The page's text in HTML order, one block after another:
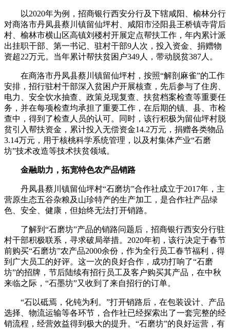
以2020年为例，招商银行西安分行及下辖咸阳、榆林分行
对商洛市丹凤县蔡川镇留仙坪村、咸阳市泾阳县王桥镇寺背后
村、榆林市横山区高镇刘楼村开展定点帮扶工作，年内累计派
出挂职干部、第一书记、驻村干部9人次，投入资金、捐赠物
资超22万元。当年累计帮扶贫困户349人，带动脱贫387人。
在商洛市丹凤县蔡川镇留仙坪村，按照“解剖麻雀”的工作
安排，招行驻村干部深入贫困户开展核查，先后参与了住房、
电力、安全饮水抽查、政策兑现复查、扶贫档案检查等重要任
务，并在每项检查均承担了重要工作，在后期的镇、县、市检
查中，得到了检查人员的认可。同时，该行积极为留仙坪村脱
贫引入帮扶资金，累计投入无偿资金14.2万元，捐赠各类物品
3.14万元，用于核桃科学系统管理，以及村集体产业“石磨
坊”技术改造等技术扶贫领域。
金融助力，拓宽特色农产品销路
丹凤县蔡川镇留仙坪村“石磨坊”合作社成立于2017年，主
营原生态五谷杂粮及山珍特产的生产加工，是合作社产品绿
色、安全、健康，但始终无法打开销路。
了解到“石磨坊”产品的销路问题后，招商银行西安分行驻
村干部积极联系，寻求破局举措。2020年初，该行决定于春节
前购买“石磨坊”农产品2000余份，作为全行员工春节福利，得
到广大员工的好评。这一次的良好合作，成功打响了“石磨
坊”的招牌，节后陆续有招行员工及客户购买其产品，在中秋
来临之际，“石墨坊”又收到了来自招行的订单。
“石以砥焉，化钝为利。”打开销路后，在包装设计、产品
选择、物流运输等各环节，合作社已经探索出了一套完整的经
销流程，经营效益得到极大的提升。“石磨坊”的良好运营，有